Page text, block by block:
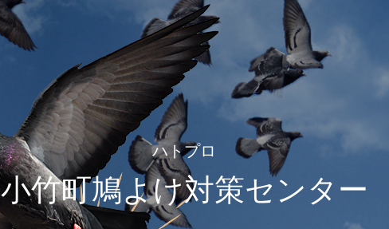
ハトプロ
小竹町鳩よけ対策センター